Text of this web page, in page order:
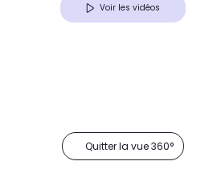
Voir les vidéos
Quitter la vue 360°